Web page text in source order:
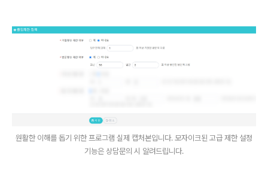
원활한 이해를 돕기 위한 프로그램 실제 캡처본입니다. 모자이크된 고급 제한 설정
기능은 상담문의 시 알려드립니다.